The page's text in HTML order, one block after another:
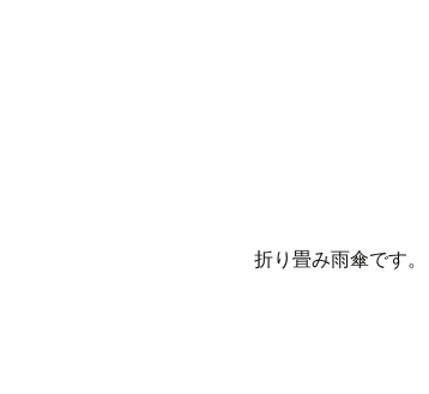
折り畳み雨傘です。